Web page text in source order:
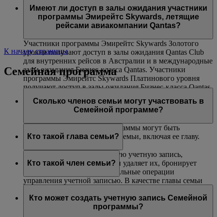
авиакомпаниями Эмирейтс и flydubai. Данная
возможность недоступна на совместных рейсах,
выполняемых другими авиакомпаниями, и на
маршрутах, включающих рейсы других авиакомпаний.
(только на маршрутах, где действуют ограничения
по весу).
Платинового и Золотого уровней могут воспользоваться
услугой приоритетной посадки в самолет.
Имеют ли доступ в залы ожидания участники
программы Эмирейтс Skywards, летящие
рейсами авиакомпании Qantas?
Участники программы Эмирейтс Skywards Золотого
уровня получают доступ в залы ожидания Qantas Club
для внутренних рейсов в Австралии и в международные
залы ожидания Бизнес-класса Qantas. Участники
программы Эмирейтс Skywards Платинового уровня
получают доступ в залы ожидания Бизнес-класса Qantas
внутренних рейсов в Австралии и в международные
залы ожидания Бизнес-класса Qantas.
К началу страницы
Семейная программа
Сколько членов семьи могут участвовать в
Семейной программе?
В одну учетную запись программы могут быть
включены до восьми членов семьи, включая ее главу.
Кто такой глава семьи?
Глава семьи создает Семейную учетную запись,
добавляет в нее участников и удаляет их, бронирует
билеты и выполняет все остальные операции
управления учетной записью. В качестве главы семьи
18 лет. Чтобы добавить участника программы Skysurfers
в учетную запись Семейной программы, глава семьи
Кто такой член семьи?
Семейной программы и может внести 0 % или 100 %
своих миль Skywards, полученных за перелеты рейсами
Кто может создать учетную запись Семейной
программы?